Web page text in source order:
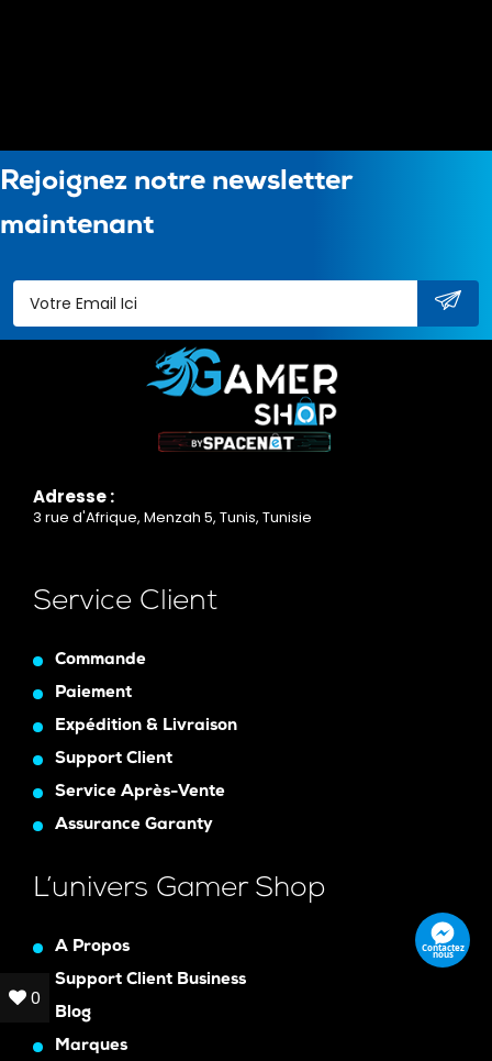
Rejoignez notre newsletter
maintenant
Adresse :
3 rue d'Afrique, Menzah 5, Tunis, Tunisie
Service Client
Commande
Paiement
Expédition & Livraison
Support Client
Service Après-Vente
Assurance Garanty
L’univers Gamer Shop
A Propos
Support Client Business
Blog
Marques
Contactez
nous
0
0